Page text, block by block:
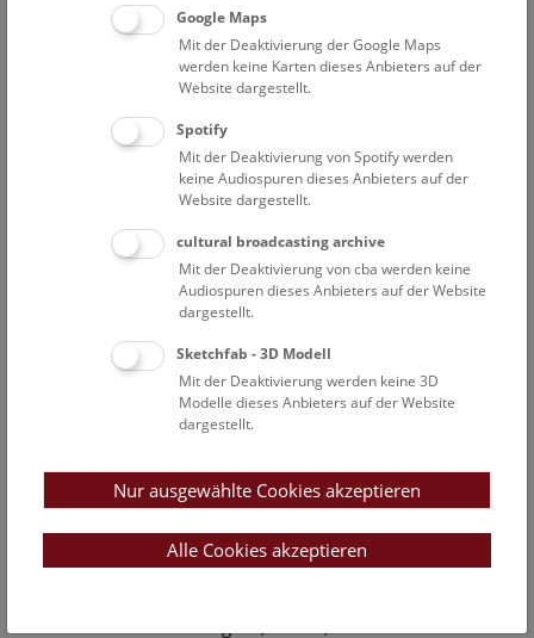
Beschleunigungsspannung: 1 - 30 kV
: × 40 - × 300.000 (WD 11 mm)
: 10 pA - 0,5 µA bei 25 kV
3,0 nm bei Acc. V. 30 kV, 10 pA, WD 8 mm, SEI
Bildausgabe: 8 Bit, bis zu 5120 × 3840 Pixel
Bewegung des Probentisches: X 90 mm, Y 100 mm, Z 7,5
: minimaler Verfahrweg: X, Y: 0,02 µm /
Schritt, Z: 0,5 µm / Schritt
Arbeitsabstand: 11 mm
Integriertes Lichtmikroskop: ½ Zoll CCD, reflektiertes Licht, ×
300, Sichtfeld 0,3 × 0,2 mm
Sekundärelektronendetektor (SE)
Szintillator und Fotovervielfacher
Rückstreuelektronendetektor (BSE): Si-PN-Übergang
Wellenlängendispersives Röntgenspektrometersystem
 Fünf Spektrometer mit linearer Fokussierung mit
automatischem Analysatorkristallaustausch an jedem Punkt
 Proportionalzähler mit Xe-Füllung und Gasdurchfluss
 sieben Analysekristalle: LDE1, LDE2, TAP, PETJ, PETH, LIF,
Google Maps
Mit der Deaktivierung der Google Maps
werden keine Karten dieses Anbieters auf der
Website dargestellt.
Spotify
Mit der Deaktivierung von Spotify werden
keine Audiospuren dieses Anbieters auf der
Website dargestellt.
cultural broadcasting archive
Mit der Deaktivierung von cba werden keine
Audiospuren dieses Anbieters auf der Website
dargestellt.
Sketchfab - 3D Modell
Mit der Deaktivierung werden keine 3D
Modelle dieses Anbieters auf der Website
dargestellt.
Nur ausgewählte Cookies akzeptieren
Alle Cookies akzeptieren